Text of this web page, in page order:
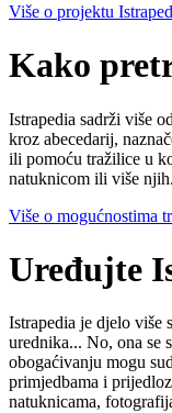
Više o projektu
Kako
Istrapedia sadrži više
kroz abecedarij,
ili pomoću tražilice u
natuknicom ili više njih.
Više o mogućnostima
Uređujte
Istrapedia je djelo više
urednika... No, ona se
obogaćivanju mogu
primjedbama i
natuknicama,